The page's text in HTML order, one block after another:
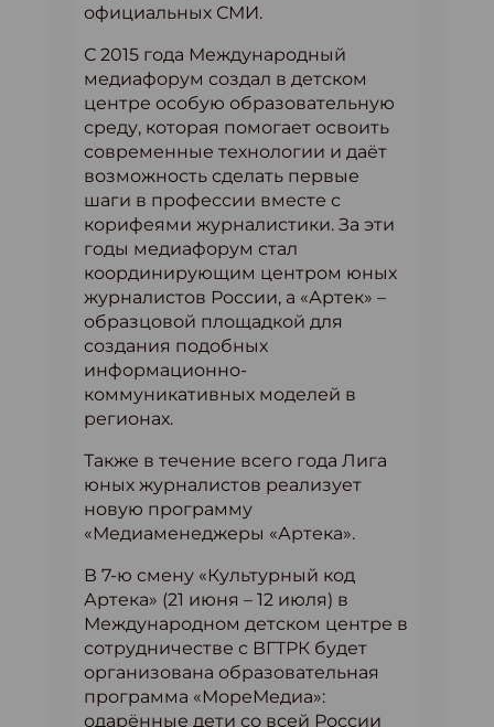
официальных СМИ.
С 2015 года Международный
медиафорум создал в детском
центре особую образовательную
среду, которая помогает освоить
современные технологии и даёт
возможность сделать первые
шаги в профессии вместе с
корифеями журналистики. За эти
годы медиафорум стал
координирующим центром юных
журналистов России, а «Артек» –
образцовой площадкой для
создания подобных
информационно-
коммуникативных моделей в
регионах.
Также в течение всего года Лига
юных журналистов реализует
новую программу
«Медиаменеджеры «Артека».
В 7-ю смену «Культурный код
Артека» (21 июня – 12 июля) в
Международном детском центре в
сотрудничестве с ВГТРК будет
организована образовательная
программа «МореМедиа»:
одарённые дети со всей России